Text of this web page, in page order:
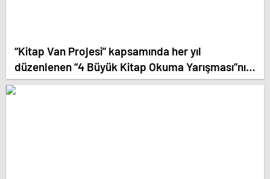
“Kitap Van Projesi” kapsamında her yıl
düzenlenen “4 Büyük Kitap Okuma Yarışması”nın
bu yılki ilk etabı tamamlandı